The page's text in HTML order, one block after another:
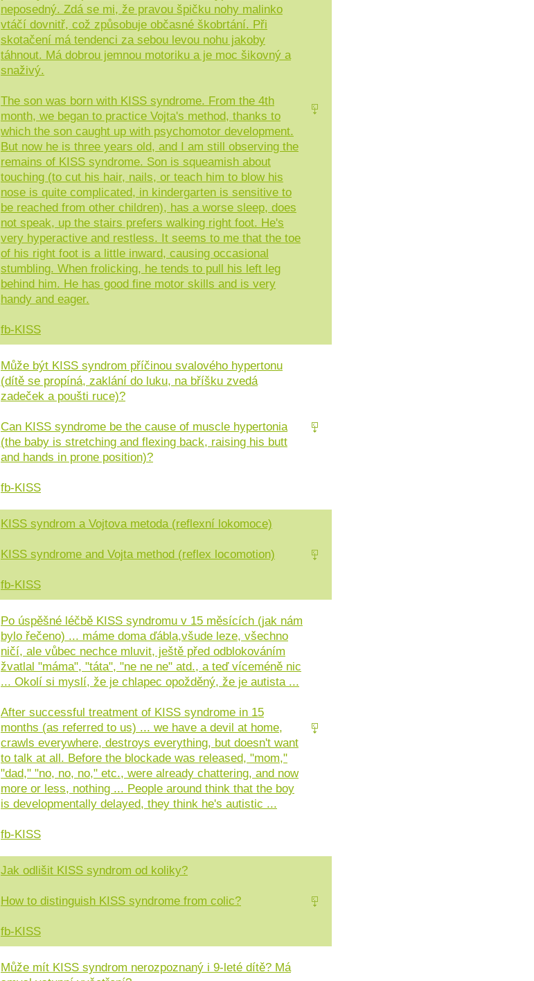
neposedný. Zdá se mi, že pravou špičku nohy malinko
vtáčí dovnitř, což způsobuje občasné škobrtání. Při
skotačení má tendenci za sebou levou nohu jakoby
táhnout. Má dobrou jemnou motoriku a je moc šikovný a
snaživý.
The son was born with KISS syndrome. From the 4th
month, we began to practice Vojta's method, thanks to
which the son caught up with psychomotor development.
But now he is three years old, and I am still observing the
remains of KISS syndrome. Son is squeamish about
touching (to cut his hair, nails, or teach him to blow his
nose is quite complicated, in kindergarten is sensitive to
be reached from other children), has a worse sleep, does
not speak, up the stairs prefers walking right foot. He's
very hyperactive and restless. It seems to me that the toe
of his right foot is a little inward, causing occasional
stumbling. When frolicking, he tends to pull his left leg
behind him. He has good fine motor skills and is very
handy and eager.
fb-KISS
Může být KISS syndrom příčinou svalového hypertonu
(dítě se propíná, zaklání do luku, na bříšku zvedá
zadeček a poušti ruce)?
Can KISS syndrome be the cause of muscle hypertonia
(the baby is stretching and flexing back, raising his butt
and hands in prone position)?
fb-KISS
KISS syndrom a Vojtova metoda (reflexní lokomoce)
KISS syndrome and Vojta method (reflex locomotion)
fb-KISS
Po úspěšné léčbě KISS syndromu v 15 měsících (jak nám
bylo řečeno) ... máme doma ďábla,všude leze, všechno
ničí, ale vůbec nechce mluvit, ještě před odblokováním
žvatlal "máma", "táta", "ne ne ne" atd., a teď víceméně nic
... Okolí si myslí, že je chlapec opožděný, že je autista ...
After successful treatment of KISS syndrome in 15
months (as referred to us) ... we have a devil at home,
crawls everywhere, destroys everything, but doesn't want
to talk at all. Before the blockade was released, "mom,"
"dad," "no, no, no," etc., were already chattering, and now
more or less, nothing ... People around think that the boy
is developmentally delayed, they think he's autistic ...
fb-KISS
Jak odlišit KISS syndrom od koliky?
How to distinguish KISS syndrome from colic?
fb-KISS
Může mít KISS syndrom nerozpoznaný i 9-leté dítě? Má